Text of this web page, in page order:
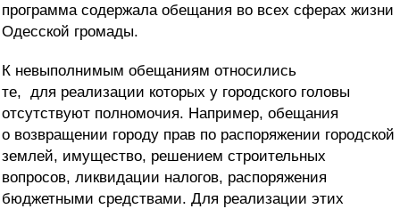
программа содержала обещания во всех сферах жизни
Одесской громады.
К невыполнимым обещаниям относились
те, для реализации которых у городского головы
отсутствуют полномочия. Например, обещания
о возвращении городу прав по распоряжении городской
землей, имущество, решением строительных
вопросов, ликвидации налогов, распоряжения
бюджетными средствами. Для реализации этих